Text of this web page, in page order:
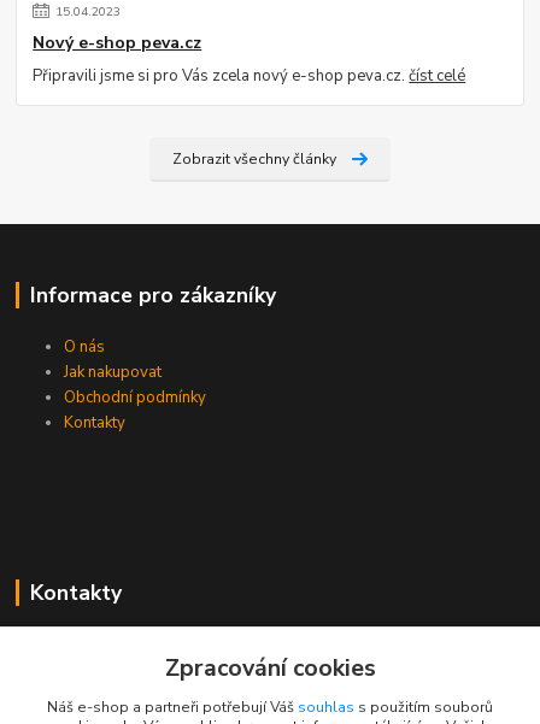
15.04.2023
Nový e-shop peva.cz
Připravili jsme si pro Vás zcela nový e-shop peva.cz.číst celé
Zobrazit všechny články
Informace pro zákazníky
O nás
Jak nakupovat
Obchodní podmínky
Kontakty
Kontakty
+420 733 530 378
(Po-Pá, 8-15 hod.)
Zpracování cookies
Náš e-shop a partneři potřebují Váš souhlas s použitím souborů